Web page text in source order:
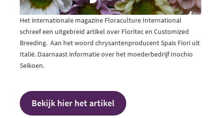
Het internationale magazine Floraculture International
schreef een uitgebreid artikel over Floritec en Customized
Breeding. Aan het woord chrysantenproducent Spais Fiori uit
Italië. Daarnaast informatie over het moederbedrijf Inochio
Seikoen.
Bekijk hier het artikel